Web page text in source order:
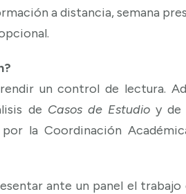
a distancia, semana
un control de lectura.
de Casos de Estudioy de
la Coordinación
ante un panel el